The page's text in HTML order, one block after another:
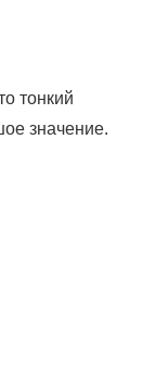
тонкий
значение.